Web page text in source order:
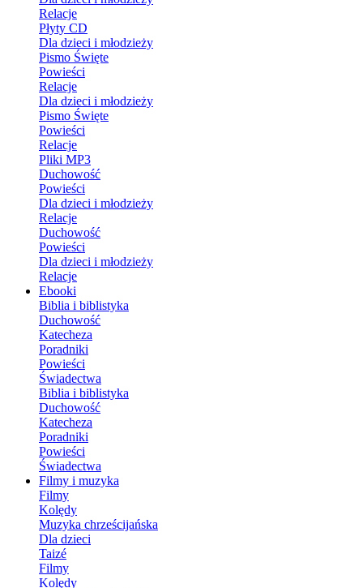
Relacje
Płyty CD
Dla dzieci i młodzieży
Pismo Święte
Powieści
Relacje
Dla dzieci i młodzieży
Pismo Święte
Powieści
Relacje
Pliki MP3
Duchowość
Powieści
Dla dzieci i młodzieży
Relacje
Duchowość
Powieści
Dla dzieci i młodzieży
Relacje
Ebooki
Biblia i biblistyka
Duchowość
Katecheza
Poradniki
Powieści
Świadectwa
Biblia i biblistyka
Duchowość
Katecheza
Poradniki
Powieści
Świadectwa
Filmy i muzyka
Filmy
Kolędy
Muzyka chrześcijańska
Dla dzieci
Taizé
Filmy
Kolędy